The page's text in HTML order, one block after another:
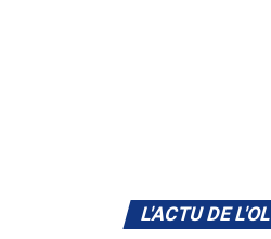
L'ACTU DE L'OL